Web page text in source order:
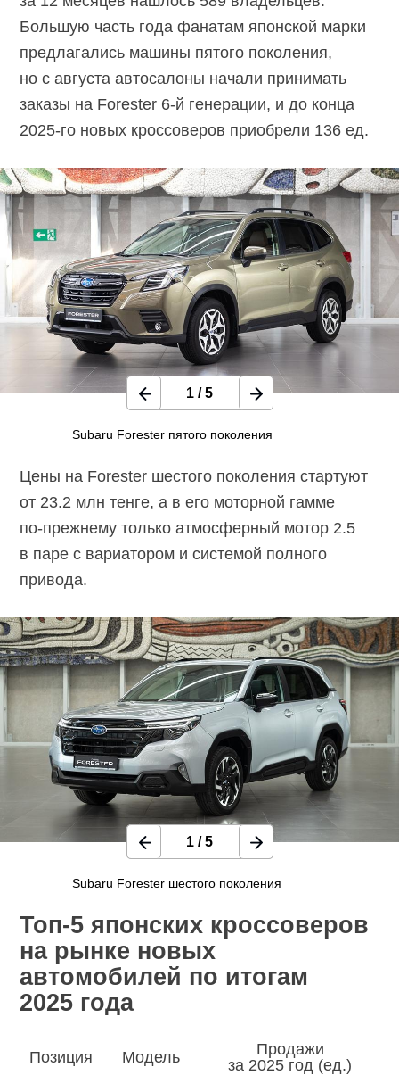
Большую часть года фанатам японской марки
предлагались машины пятого поколения,
но с августа автосалоны начали принимать
заказы на Forester 6-й генерации, и до конца
2025-го новых кроссоверов приобрели 136 ед.
Subaru Forester пятого поколения
1 /5
Цены на Forester шестого поколения стартуют
от 23.2 млн тенге, а в его моторной гамме
по-прежнему только атмосферный мотор 2.5
в паре с вариатором и системой полного
привода.
Subaru Forester шестого поколения
1 /5
Топ-5 японских кроссоверов
на рынке новых
автомобилей по итогам
2025 года
Позиция Модель
Продажи
за 2025 год (ед.)